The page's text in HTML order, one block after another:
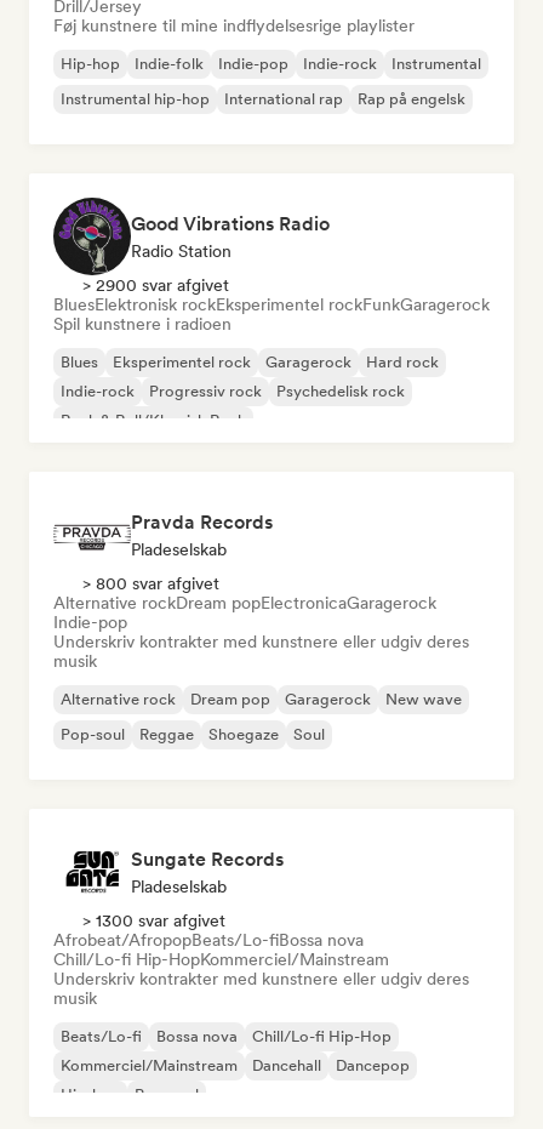
Drill/Jersey
Føj kunstnere til mine indflydelsesrige playlister
Hip-hop Indie-folk Indie-pop Indie-rock
Instrumental
Instrumental hip-hop
International rap Rap på engelsk
Good Vibrations Radio
Radio Station
> 2900 svar afgivet
BluesElektronisk rockEksperimentel rockFunkGaragerock
Spil kunstnere i radioen
Blues Eksperimentel rock Garagerock
Hard rock
Indie-rock
Progressiv rock
Psychedelisk rock
Rock & Roll/Klassisk Rock
Pravda Records
Pladeselskab
> 800 svar afgivet
Alternative rockDream popElectronicaGaragerock
Indie-pop
Underskriv kontrakter med kunstnere eller udgiv deres
musik
Alternative rock Dream pop Garagerock
New wave
Pop-soul
Reggae Shoegaze Soul
Sungate Records
Pladeselskab
> 1300 svar afgivet
Afrobeat/AfropopBeats/Lo-fiBossa nova
Chill/Lo-fi Hip-HopKommerciel/Mainstream
Underskriv kontrakter med kunstnere eller udgiv deres
musik
Beats/Lo-fi Bossa nova
Chill/Lo-fi Hip-Hop
Kommerciel/Mainstream
Dancehall
Dancepop
Hip-hop
Pop-soul